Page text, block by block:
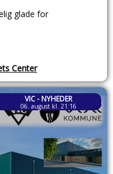
glade for
Center
VIC - NYHEDER
06. august kl. 21:16